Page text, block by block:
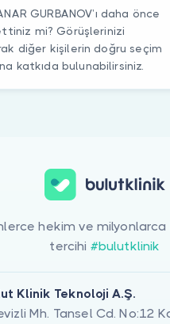
GURBANOV’ı daha önce
mi? Görüşlerinizi
diğer kişilerin doğru seçim
katkıda bulunabilirsiniz.
hekim ve milyonlarca
tercihi #bulutklinik
Klinik Teknoloji A.Ş.
Mh. Tansel Cd. No:12